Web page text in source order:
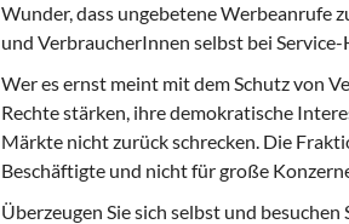
Wunder, dass ungebetene Werbeanrufe
und VerbraucherInnen selbst bei
Wer es ernst meint mit dem Schutz von
Rechte stärken, ihre demokratische
Märkte nicht zurück schrecken. Die
Beschäftigte und nicht für große
Überzeugen Sie sich selbst und